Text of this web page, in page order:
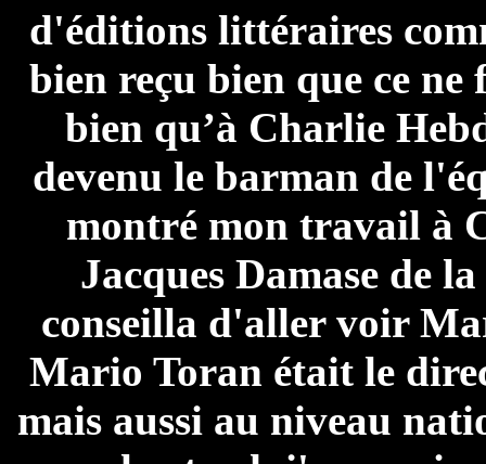
d'éditions littéraires
bien reçu bien que ce
bien qu’à Charlie
devenu le barman de
montré mon travail à
Jacques Damase de
conseilla d'aller voir
Mario Toran était le
mais aussi au niveau